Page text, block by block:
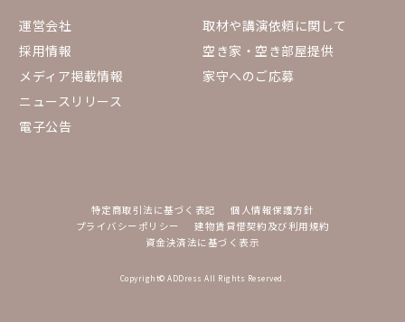
運営会社
採用情報
メディア掲載情報
ニュースリリース
電子公告
取材や講演依頼に関して
空き家・空き部屋提供
家守へのご応募
特定商取引法に基づく表記
個人情報保護方針
プライバシーポリシー
建物賃貸借契約及び利用規約
資金決済法に基づく表示
Copyright© ADDress All Rights Reserved.